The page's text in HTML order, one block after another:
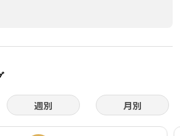
週別 月別